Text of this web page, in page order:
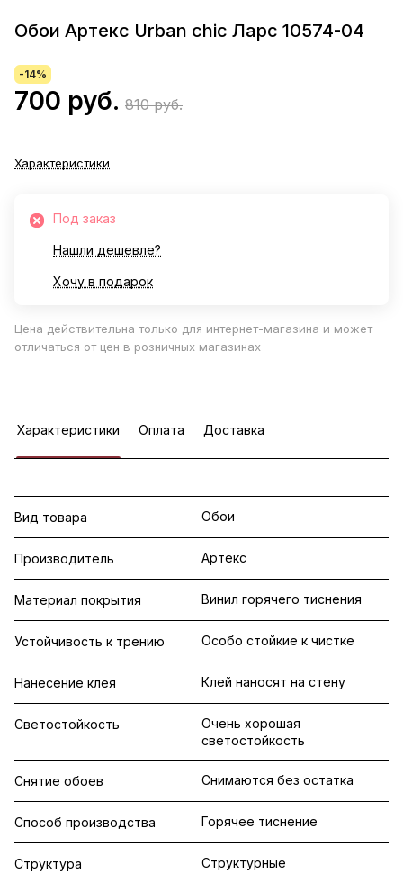
Обои Артекс Urban chic Ларс 10574-04
-14%
700 руб. 810 руб.
Характеристики
Под заказ
Нашли дешевле?
Хочу в подарок
Цена действительна только для интернет-магазина и может
отличаться от цен в розничных магазинах
Характеристики Оплата Доставка
Вид товара Обои
Производитель Артекс
Материал покрытия Винил горячего тиснения
Устойчивость к трению Особо стойкие к чистке
Нанесение клея Клей наносят на стену
Светостойкость
Очень хорошая
светостойкость
Снятие обоев Снимаются без остатка
Способ производства Горячее тиснение
Структура Структурные